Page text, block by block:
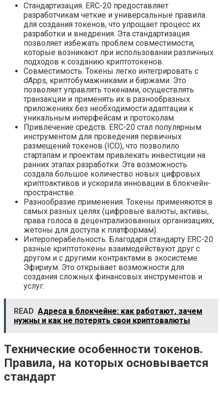
Стандартизация. ERC-20 предоставляет
разработчикам четкие и универсальные правила
для создания токенов, что упрощает процесс их
разработки и внедрения. Эта стандартизация
позволяет избежать проблем совместимости,
которые возникают при использовании различных
подходов к созданию криптотокенов.
Совместимость. Токены легко интегрировать с
dApps, криптобумажниками и биржами. Это
позволяет управлять токенами, осуществлять
транзакции и применять их в разнообразных
приложениях без необходимости адаптации к
уникальным интерфейсам и протоколам.
Привлечение средств. ERC-20 стал популярным
инструментом для проведения первичных
размещений токенов (ICO), что позволило
стартапам и проектам привлекать инвестиции на
ранних этапах разработки. Эта возможность
создала большое количество новых цифровых
криптоактивов и ускорила инновации в блокчейн-
пространстве.
Разнообразие применения. Токены применяются в
самых разных целях (цифровые валюты, активы,
права голоса в децентрализованных организациях,
жетоны для доступа к платформам).
Интероперабельность. Благодаря стандарту ERC-20
разные криптотокены взаимодействуют друг с
другом и с другими контрактами в экосистеме
Эфириум. Это открывает возможности для
создания сложных финансовых инструментов и
услуг.
READ Адреса в блокчейне: как работают, зачем
нужны и как не потерять свои криптовалюты
Технические особенности токенов.
Правила, на которых основывается
стандарт